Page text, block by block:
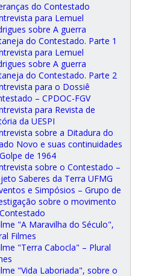
do Contestado
para Lemuel
sobre A guerra
do Contestado. Parte 1
para Lemuel
sobre A guerra
do Contestado. Parte 2
para o Dossiê
– CPDOC-FGV
para Revista de
da UESPI
sobre a Ditadura do
Novo e suas continuidades
de 1964
sobre o Contestado –
Saberes da Terra UFMG
e Simpósios – Grupo de
sobre o movimento
"A Maravilha do Século",
Filmes
"Terra Cabocla" – Plural
"Vida Laboriada", sobre o